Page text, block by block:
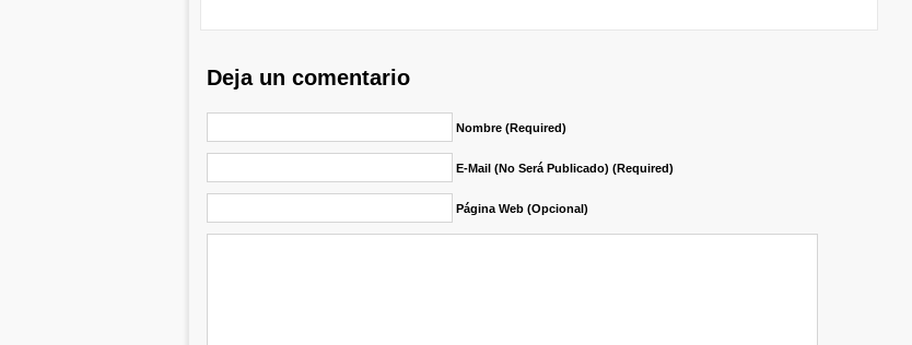
Deja un comentario
Nombre (required)
E-Mail (no Será Publicado) (required)
Página Web (opcional)